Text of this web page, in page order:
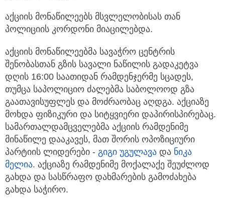
აქციის მონაწილეებს მსვლელობისას თან
პოლიციის კორდონი მიაცილებდა.
აქციის მონაწილეებმა სავაჭრო ცენტრის
შენობასთან გზის სავალი ნაწილის გადაკეტვა
დღის 16:00 საათიდან რამდენჯერმე სცადეს,
თუმცა საპოლიციო ძალებმა საბოლოოდ გზა
გაათავისუფლეს და მოძრაობაც აღდგა. აქციაზე
მოხდა ფიზიკური და სიტყვიერი დაპირისპირებაც.
სამართალდამცველებმა აქციის რამდენიმე
მინაწილე დააკავეს, მათ შორის ოპოზიციური
პარტიის ლიდერები - გიგი უგულავა და ნიკა
მელია. აქციაზე რამდენიმე მოქალაქე შეუძლოდ
გახდა და სასწრაფო დახმარების გამოძახება
გახდა საჭირო.